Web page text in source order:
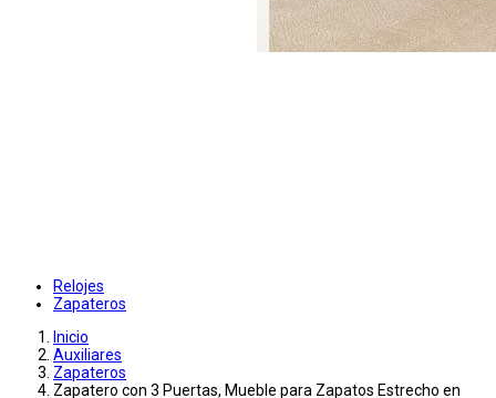
Relojes
Zapateros
Inicio
Auxiliares
Zapateros
Zapatero con 3 Puertas, Mueble para Zapatos Estrecho en